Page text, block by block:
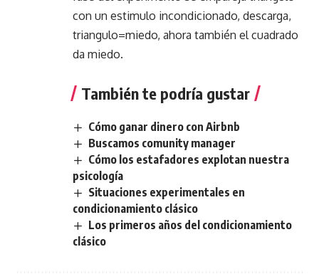
con un estimulo incondicionado, descarga,
triangulo=miedo, ahora también el cuadrado
da miedo.
También te podría gustar
Cómo ganar dinero con Airbnb
Buscamos comunity manager
Cómo los estafadores explotan nuestra
psicología
Situaciones experimentales en
condicionamiento clásico
Los primeros años del condicionamiento
clásico